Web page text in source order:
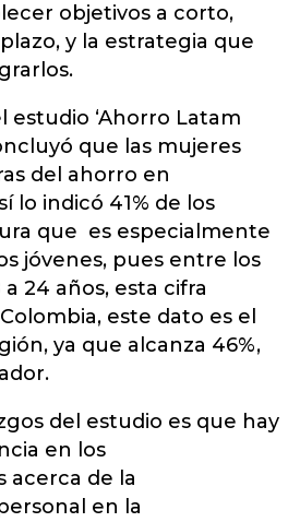
objetivos a corto,
y la estrategia que
‘Ahorro Latam
que las mujeres
del ahorro en
lo indicó 41% de los
que es especialmente
jóvenes, pues entre los
24 años, esta cifra
este dato es el
ya que alcanza 46%,
del estudio es que hay
en los
acerca de la
en la